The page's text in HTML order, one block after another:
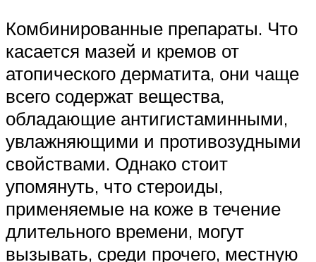
Комбинированные препараты. Что
касается мазей и кремов от
атопического дерматита, они чаще
всего содержат вещества,
обладающие антигистаминными,
увлажняющими и противозудными
свойствами. Однако стоит
упомянуть, что стероиды,
применяемые на коже в течение
длительного времени, могут
вызывать, среди прочего, местную